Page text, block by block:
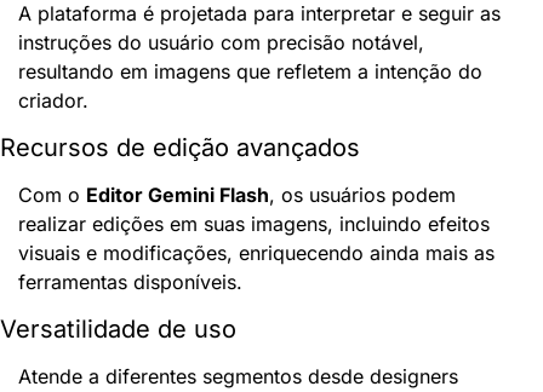
A plataforma é projetada para interpretar e seguir as
instruções do usuário com precisão notável,
resultando em imagens que refletem a intenção do
criador.
Recursos de edição avançados
Com o Editor Gemini Flash, os usuários podem
realizar edições em suas imagens, incluindo efeitos
visuais e modificações, enriquecendo ainda mais as
ferramentas disponíveis.
Versatilidade de uso
Atende a diferentes segmentos desde designers